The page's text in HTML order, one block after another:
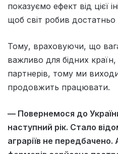
показуємо ефект від цієї
щоб світ робив достатньо
Тому, враховуючи, що
важливо для бідних
партнерів, тому ми
продовжить працювати.
— Повернемося до
наступний рік. Стало
аграріїв не передбачено.